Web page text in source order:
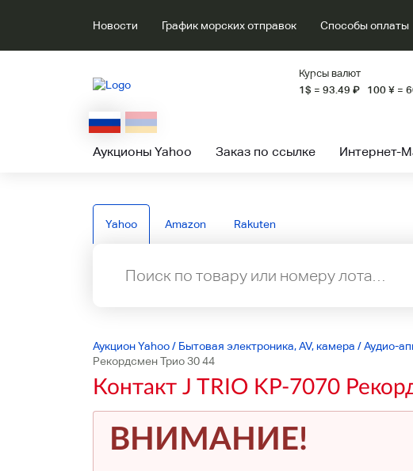
Новости График морских отправок Способы оплаты
Курсы валют
1$ = 93.49 ₽ 100 ¥ =
Аукционы Yahoo Заказ по ссылке Интернет-
Yahoo Amazon Rakuten
Аукцион Yahoo/ Бытовая электроника, AV, камера /Аудио-
Рекордсмен Трио 30 44
Контакт J TRIO KP-7070
ВНИМАНИЕ!